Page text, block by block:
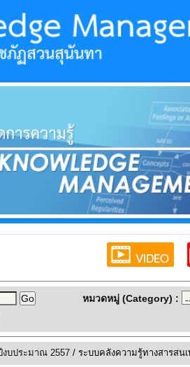
หมวดหมู่ (Category) :
งบประมาณ 2557/ ระบบคลังความรู้ทางสารสน